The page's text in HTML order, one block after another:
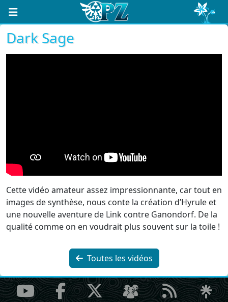
Dark Sage
Cette vidéo amateur assez impressionnante, car tout en
images de synthèse, nous conte la création d’Hyrule et
une nouvelle aventure de Link contre Ganondorf. De la
qualité comme on en voudrait plus souvent sur la toile !
Toutes les vidéos